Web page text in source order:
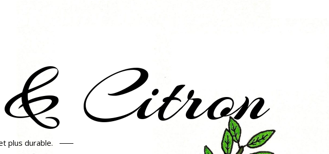
Citron
plus durable.